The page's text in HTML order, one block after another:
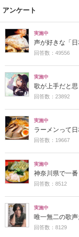
アンケート
実施中
声が好きな「
回答数：49556
実施中
歌が上手だと
回答数：23892
実施中
ラーメンって
回答数：19667
実施中
神奈川県で一
回答数：8512
実施中
唯一無二の歌
回答数：8129